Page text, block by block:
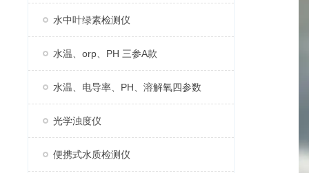
水中叶绿素检测仪
水温、orp、PH 三参A款
水温、电导率、PH、溶解氧四参数
光学浊度仪
便携式水质检测仪